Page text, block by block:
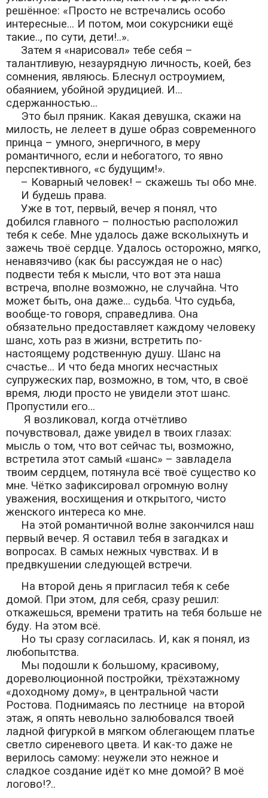
решённое: «Просто не встречались особо
интересные... И потом, мои сокурсники ещё
такие.., по сути, дети!..».
Затем я «нарисовал» тебе себя –
талантливую, незаурядную личность, коей, без
сомнения, являюсь. Блеснул остроумием,
обаянием, убойной эрудицией. И...
сдержанностью...
Это был пряник. Какая девушка, скажи на
милость, не лелеет в душе образ современного
принца – умного, энергичного, в меру
романтичного, если и небогатого, то явно
перспективного, «с будущим!».
– Коварный человек! – скажешь ты обо мне.
И будешь права.
Уже в тот, первый, вечер я понял, что
добился главного – полностью расположил
тебя к себе. Мне удалось даже всколыхнуть и
зажечь твоё сердце. Удалось осторожно, мягко,
ненавязчиво (как бы рассуждая не о нас)
подвести тебя к мысли, что вот эта наша
встреча, вполне возможно, не случайна. Что
может быть, она даже... судьба. Что судьба,
вообще-то говоря, справедлива. Она
обязательно предоставляет каждому человеку
шанс, хоть раз в жизни, встретить по-
настоящему родственную душу. Шанс на
счастье... И что беда многих несчастных
супружеских пар, возможно, в том, что, в своё
время, люди просто не увидели этот шанс.
Пропустили его...
Я возликовал, когда отчётливо
почувствовал, даже увидел в твоих глазах:
мысль о том, что вот сейчас ты, возможно,
встретила этот самый «шанс» – завладела
твоим сердцем, потянула всё твоё существо ко
мне. Чётко зафиксировал огромную волну
уважения, восхищения и открытого, чисто
женского интереса ко мне.
На этой романтичной волне закончился наш
первый вечер. Я оставил тебя в загадках и
вопросах. В самых нежных чувствах. И в
предвкушении следующей встречи.
На второй день я пригласил тебя к себе
домой. При этом, для себя, сразу решил:
откажешься, времени тратить на тебя больше не
буду. На этом всё.
Но ты сразу согласилась. И, как я понял, из
любопытства.
Мы подошли к большому, красивому,
дореволюционной постройки, трёхэтажному
«доходному дому», в центральной части
Ростова. Поднимаясь по лестнице на второй
этаж, я опять невольно залюбовался твоей
ладной фигуркой в мягком облегающем платье
светло сиреневого цвета. И как-то даже не
верилось самому: неужели это нежное и
сладкое создание идёт ко мне домой? В моё
логово!?..